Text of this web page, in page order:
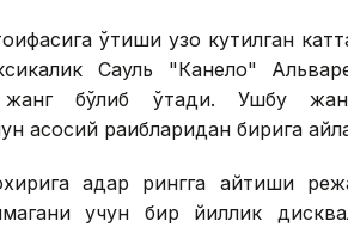
ўтиши узоқ кутилган
Сауль "Канело"
бўлиб ўтади. Ушбу
асосий рақибларидан бирига
қадар рингга қайтиши
учун бир йиллик